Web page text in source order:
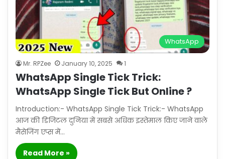
WhatsApp
Mr. RPZee January 10, 2025 1
WhatsApp Single Tick Trick:
WhatsApp Single Tick But Online ?
Introduction:- WhatsApp Single Tick Trick:- WhatsApp
आज की डिजिटल दुनिया में सबसे अधिक इस्तेमाल किए जाने वाले
मैसेजिंग एप्स में…
Read More »